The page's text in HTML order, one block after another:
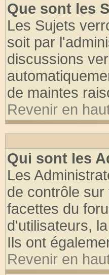
Que sont les
Les Sujets
soit par
discussions
de maintes
Revenir en
Qui sont les
Les
de contrôle
facettes du
d'utilisateurs,
Ils ont
Revenir en